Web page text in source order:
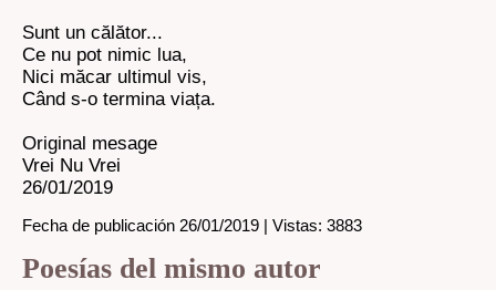
Sunt un călător...
Ce nu pot nimic lua,
Nici măcar ultimul vis,
Când s-o termina viața.
Original mesage
Vrei Nu Vrei
26/01/2019
Fecha de publicación 26/01/2019 | Vistas: 3883
Poesías del mismo autor